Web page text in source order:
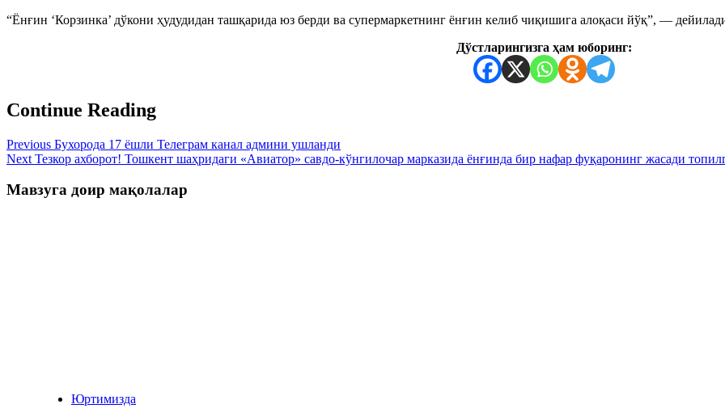
“Ёнғин ‘Корзинка’ дўкони ҳудудидан ташқарида юз берди ва супермаркетнинг ёнғин келиб чиқишига алоқаси йўқ”, —
Дўстларингизга ҳам юборинг:
Continue Reading
Previous Бухорода 17 ёшли Телеграм канал админи ушланди
Next Тезкор ахборот! Тошкент шаҳридаги «Авиатор» савдо-кўнгилочар марказида ёнғинда бир нафар фуқаронинг жасади
Мавзуга доир мақолалар
Юртимизда